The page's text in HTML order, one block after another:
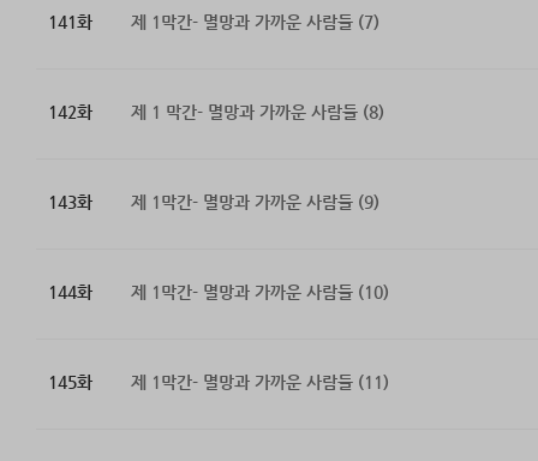
141화 제 1막간- 멸망과 가까운 사람들 (7)
142화 제 1 막간- 멸망과 가까운 사람들 (8)
143화 제 1막간- 멸망과 가까운 사람들 (9)
144화 제 1막간- 멸망과 가까운 사람들 (10)
145화 제 1막간- 멸망과 가까운 사람들 (11)